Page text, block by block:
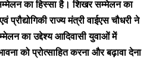
का हिस्सा है। शिखर सम्मेलन का
प्रौद्योगिकी राज्य मंत्री वाईएस चौधरी ने
का उद्देश्य आदिवासी युवाओं में
को प्रोत्साहित करना और बढ़ावा देना